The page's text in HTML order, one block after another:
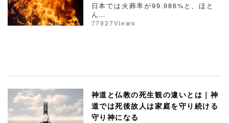
日本では火葬率が99.986%と、ほと
ん…
77927Views
神道と仏教の死生観の違いとは｜神
道では死後故人は家庭を守り続ける
守り神になる